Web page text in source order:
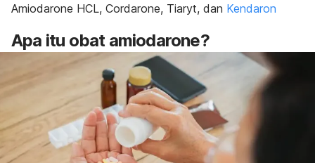
Amiodarone HCL, Cordarone, Tiaryt, dan Kendaron
Apa itu obat amiodarone?